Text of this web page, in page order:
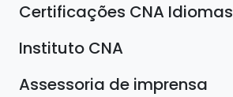
Certificações CNA Idiomas
Instituto CNA
Assessoria de imprensa